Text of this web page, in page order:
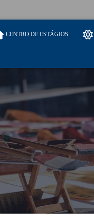
CENTRO DE ESTÁGIOS